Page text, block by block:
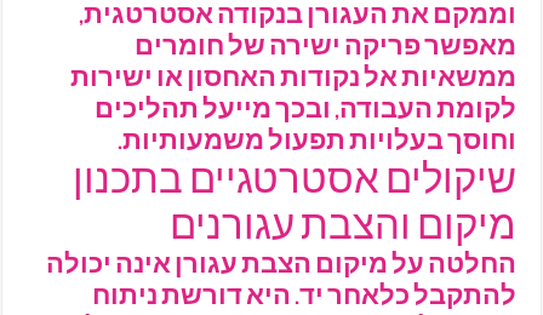
וממקם את העגורן בנקודה אסטרטגית,
מאפשר פריקה ישירה של חומרים
ממשאיות אל נקודות האחסון או ישירות
לקומת העבודה, ובכך מייעל תהליכים
וחוסך בעלויות תפעול משמעותיות.
שיקולים אסטרטגיים בתכנון
מיקום והצבת עגורנים
החלטה על מיקום הצבת עגורן אינה יכולה
להתקבל כלאחר יד. היא דורשת ניתוח